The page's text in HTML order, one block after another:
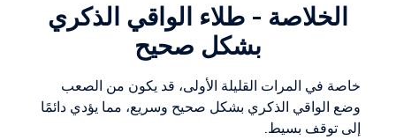
الخلاصة - طلاء الواقي الذكري
بشكل صحيح
خاصة في المرات القليلة الأولى، قد يكون من الصعب
وضع الواقي الذكري بشكل صحيح وسريع، مما يؤدي دائمًا
إلى توقف بسيط.